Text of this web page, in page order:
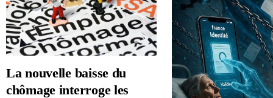
La nouvelle baisse du
chômage interroge les